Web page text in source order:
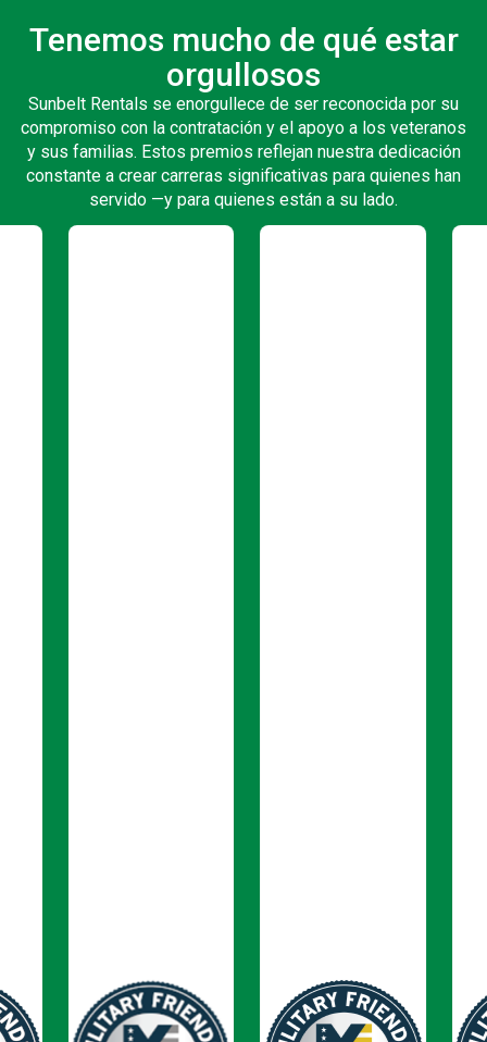
Tenemos mucho de qué estar
orgullosos
Sunbelt Rentals se enorgullece de ser reconocida por su
compromiso con la contratación y el apoyo a los veteranos
y sus familias. Estos premios reflejan nuestra dedicación
constante a crear carreras significativas para quienes han
servido —y para quienes están a su lado.